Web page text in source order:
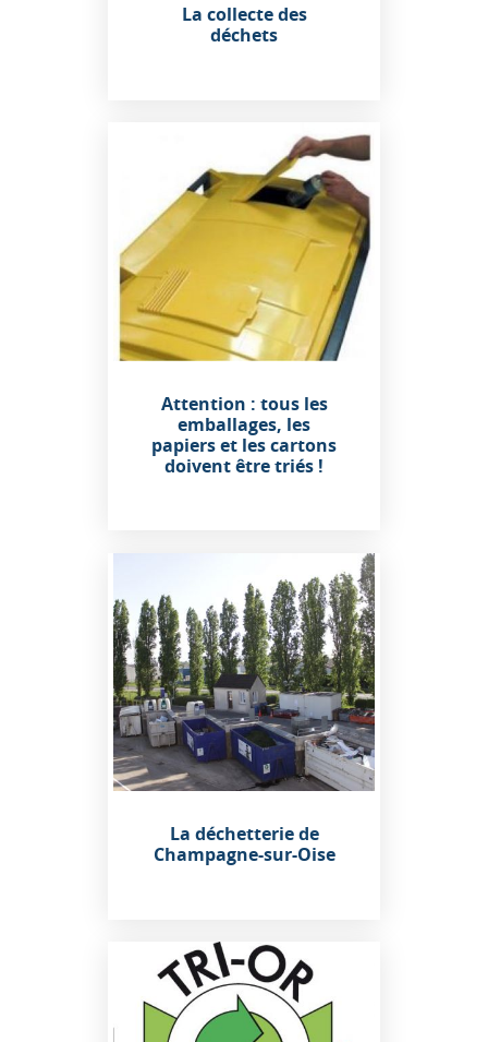
La collecte des
déchets
Attention : tous les
emballages, les
papiers et les cartons
doivent être triés !
La déchetterie de
Champagne-sur-Oise